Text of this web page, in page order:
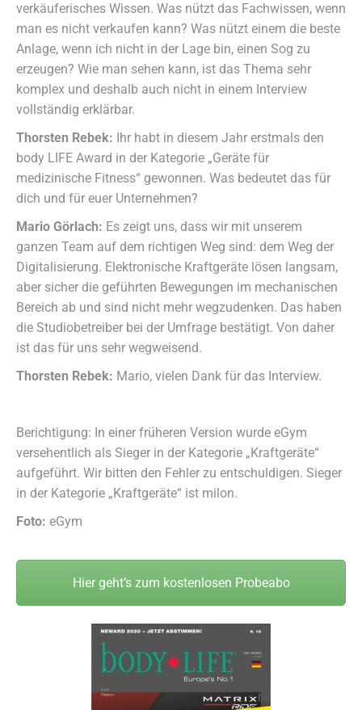
verkäuferisches Wissen. Was nützt das Fachwissen, wenn
man es nicht verkaufen kann? Was nützt einem die beste
Anlage, wenn ich nicht in der Lage bin, einen Sog zu
erzeugen? Wie man sehen kann, ist das Thema sehr
komplex und deshalb auch nicht in einem Interview
vollständig erklärbar.
Thorsten Rebek: Ihr habt in diesem Jahr erstmals den
body LIFE Award in der Kategorie „Geräte für
medizinische Fitness“ gewonnen. Was bedeutet das für
dich und für euer Unternehmen?
Mario Görlach: Es zeigt uns, dass wir mit unserem
ganzen Team auf dem richtigen Weg sind: dem Weg der
Digitalisierung. Elektronische Kraftgeräte lösen langsam,
aber sicher die geführten Bewegungen im mechanischen
Bereich ab und sind nicht mehr wegzudenken. Das haben
die Studiobetreiber bei der Umfrage bestätigt. Von daher
ist das für uns sehr wegweisend.
Thorsten Rebek: Mario, vielen Dank für das Interview.
Berichtigung: In einer früheren Version wurde eGym
versehentlich als Sieger in der Kategorie „Kraftgeräte“
aufgeführt. Wir bitten den Fehler zu entschuldigen. Sieger
in der Kategorie „Kraftgeräte“ ist milon.
Foto: eGym
Hier geht’s zum kostenlosen Probeabo